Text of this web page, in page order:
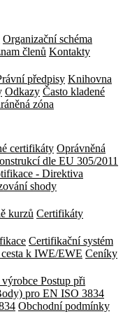
Organizační schéma
členů Kontakty
předpisy Knihovna
Odkazy Často kladené
zóna
certifikáty Oprávněná
dle EU 305/2011
- Direktiva
shody
kurzů Certifikáty
Certifikační systém
k IWE/EWE Ceníky
výrobce Postup při
pro EN ISO 3834
Obchodní podmínky